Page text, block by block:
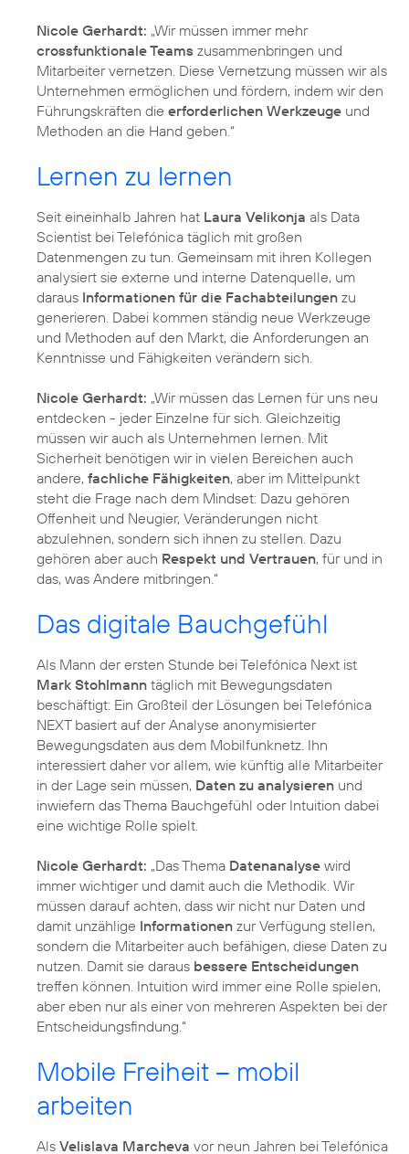
Nicole Gerhardt: „Wir müssen immer mehr
crossfunktionale Teams zusammenbringen und
Mitarbeiter vernetzen. Diese Vernetzung müssen wir als
Unternehmen ermöglichen und fördern, indem wir den
Führungskräften die erforderlichen Werkzeuge und
Methoden an die Hand geben.“
Lernen zu lernen
Seit eineinhalb Jahren hat Laura Velikonja als Data
Scientist bei Telefónica täglich mit großen
Datenmengen zu tun. Gemeinsam mit ihren Kollegen
analysiert sie externe und interne Datenquelle, um
daraus Informationen für die Fachabteilungen zu
generieren. Dabei kommen ständig neue Werkzeuge
und Methoden auf den Markt, die Anforderungen an
Kenntnisse und Fähigkeiten verändern sich.
Nicole Gerhardt: „Wir müssen das Lernen für uns neu
entdecken - jeder Einzelne für sich. Gleichzeitig
müssen wir auch als Unternehmen lernen. Mit
Sicherheit benötigen wir in vielen Bereichen auch
andere, fachliche Fähigkeiten, aber im Mittelpunkt
steht die Frage nach dem Mindset: Dazu gehören
Offenheit und Neugier, Veränderungen nicht
abzulehnen, sondern sich ihnen zu stellen. Dazu
gehören aber auch Respekt und Vertrauen, für und in
das, was Andere mitbringen.“
Das digitale Bauchgefühl
Als Mann der ersten Stunde bei Telefónica Next ist
Mark Stohlmann täglich mit Bewegungsdaten
beschäftigt: Ein Großteil der Lösungen bei Telefónica
NEXT basiert auf der Analyse anonymisierter
Bewegungsdaten aus dem Mobilfunknetz. Ihn
interessiert daher vor allem, wie künftig alle Mitarbeiter
in der Lage sein müssen, Daten zu analysieren und
inwiefern das Thema Bauchgefühl oder Intuition dabei
eine wichtige Rolle spielt.
Nicole Gerhardt: „Das Thema Datenanalyse wird
immer wichtiger und damit auch die Methodik. Wir
müssen darauf achten, dass wir nicht nur Daten und
damit unzählige Informationen zur Verfügung stellen,
sondern die Mitarbeiter auch befähigen, diese Daten zu
nutzen. Damit sie daraus bessere Entscheidungen
treffen können. Intuition wird immer eine Rolle spielen,
aber eben nur als einer von mehreren Aspekten bei der
Entscheidungsfindung.“
Mobile Freiheit – mobil
arbeiten
Als Velislava Marcheva vor neun Jahren bei Telefónica